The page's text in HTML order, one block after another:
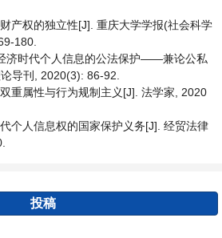
产权的独立性[J]. 重庆大学学报(社会科学
180.
济时代个人信息的公法保护——兼论公私
导刊, 2020(3): 86-92.
重属性与行为规制主义[J]. 法学家, 2020
个人信息权的国家保护义务[J]. 经贸法律
投稿